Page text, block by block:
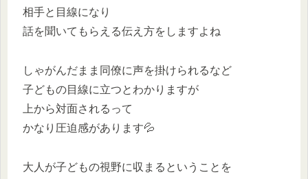
相手と目線になり
話を聞いてもらえる伝え方をしますよね
しゃがんだまま同僚に声を掛けられるなど
子どもの目線に立つとわかりますが
上から対面されるって
かなり圧迫感があります💦
大人が子どもの視野に収まるということを